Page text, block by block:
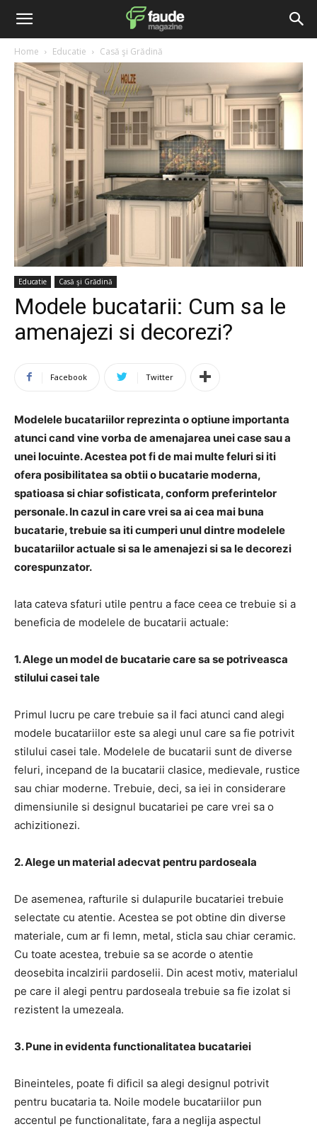
Home Educatie Casă şi Grădină
Educatie Casă şi Grădină
Modele bucatarii: Cum sa le
amenajezi si decorezi?
Facebook Twitter
Modelele bucatariilor reprezinta o optiune importanta
atunci cand vine vorba de amenajarea unei case sau a
unei locuinte. Acestea pot fi de mai multe feluri si iti
ofera posibilitatea sa obtii o bucatarie moderna,
spatioasa si chiar sofisticata, conform preferintelor
personale. In cazul in care vrei sa ai cea mai buna
bucatarie, trebuie sa iti cumperi unul dintre modelele
bucatariilor actuale si sa le amenajezi si sa le decorezi
corespunzator.
Iata cateva sfaturi utile pentru a face ceea ce trebuie si a
beneficia de modelele de bucatarii actuale:
1. Alege un model de bucatarie care sa se potriveasca
stilului casei tale
Primul lucru pe care trebuie sa il faci atunci cand alegi
modele bucatariilor este sa alegi unul care sa fie potrivit
stilului casei tale. Modelele de bucatarii sunt de diverse
feluri, incepand de la bucatarii clasice, medievale, rustice
sau chiar moderne. Trebuie, deci, sa iei in considerare
dimensiunile si designul bucatariei pe care vrei sa o
achizitionezi.
2. Alege un material adecvat pentru pardoseala
De asemenea, rafturile si dulapurile bucatariei trebuie
selectate cu atentie. Acestea se pot obtine din diverse
materiale, cum ar fi lemn, metal, sticla sau chiar ceramic.
Cu toate acestea, trebuie sa se acorde o atentie
deosebita incalzirii pardoselii. Din acest motiv, materialul
pe care il alegi pentru pardoseala trebuie sa fie izolat si
rezistent la umezeala.
3. Pune in evidenta functionalitatea bucatariei
Bineinteles, poate fi dificil sa alegi designul potrivit
pentru bucataria ta. Noile modele bucatariilor pun
accentul pe functionalitate, fara a neglija aspectul